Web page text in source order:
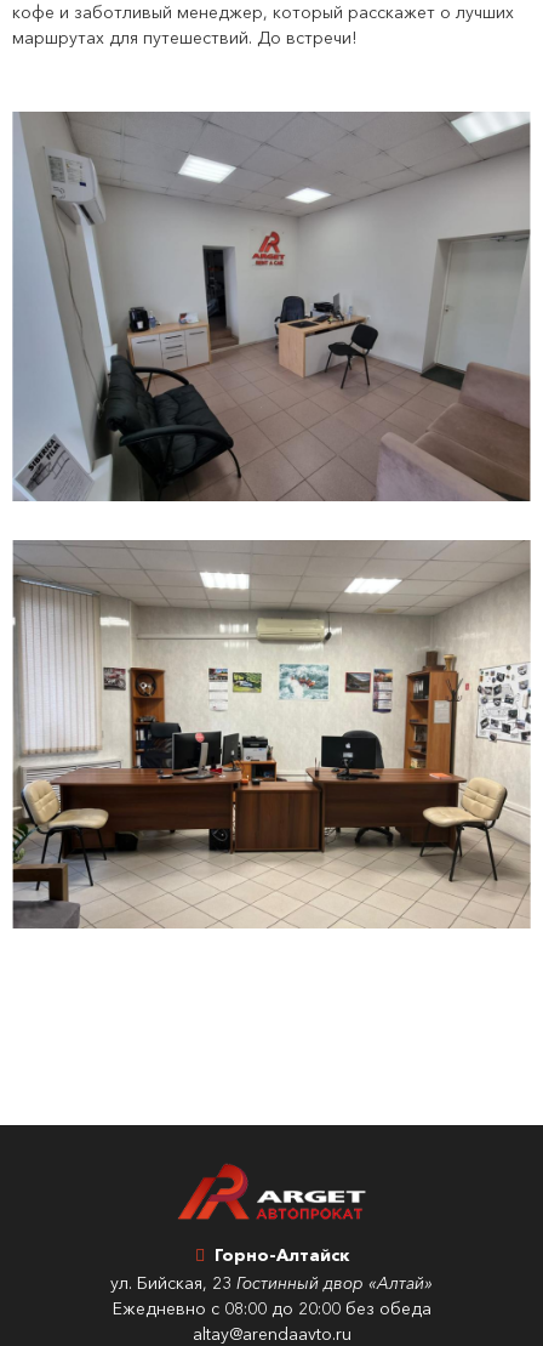
кофе и заботливый менеджер, который расскажет о лучших
маршрутах для путешествий. До встречи!
Горно-Алтайск
ул. Бийская, 23 Гостинный двор «Алтай»
Ежедневно с 08:00 до 20:00 без обеда
altay@arendaavto.ru